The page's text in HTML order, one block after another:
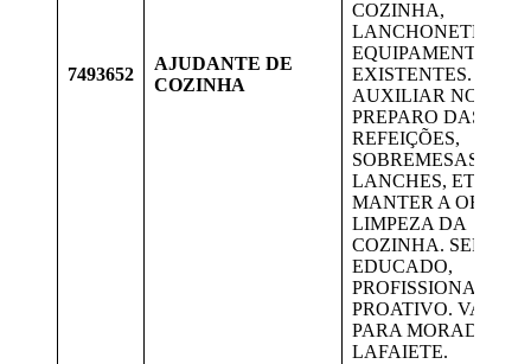
7493652
AJUDANTE DE
COZINHA
COZINHA,
LANCHONETE E
EQUIPAMENTOS
EXISTENTES.
AUXILIAR NO
PREPARO DAS
REFEIÇÕES,
SOBREMESAS,
LANCHES, ETC.
MANTER A ORDEM
LIMPEZA DA
COZINHA. SER
EDUCADO,
PROFISSIONAL E
PROATIVO. VAGA
PARA
LAFAIETE.